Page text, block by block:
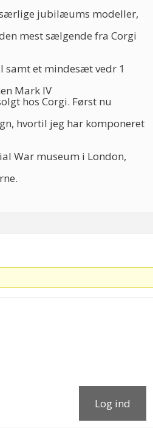
jubilæums modeller,
mest sælgende fra Corgi
samt et mindesæt vedr 1
Mark IV
hos Corgi. Først nu
hvortil jeg har komponeret
War museum i London,
Log ind